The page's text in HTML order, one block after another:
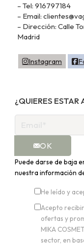
– Tel: 916797184
– Email:
– Dirección: Calle
Madrid
Instagram
¿QUIERES ESTAR
OK
Puede darse de baja
nuestra información
He leído y
Acepto
ofertas y
MIKA
sector, en